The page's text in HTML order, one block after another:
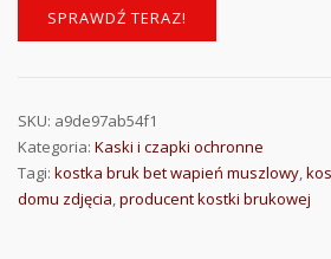
SPRAWDŹ TERAZ!
SKU: a9de97ab54f1
Kategoria: Kaski i czapki ochronne
Tagi: kostka bruk bet wapień muszlowy,
domu zdjęcia,producent kostki brukowej